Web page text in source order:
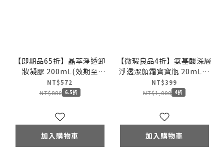
【即期品65折】晶萃淨透卸
妝凝膠 200mL(效期至
2027.06.05)
NT$572
NT$880 6.5折
加入購物車
【微瑕良品4折】氨基酸深層
淨透潔顏霜寶寶瓶 20mL*5
入
NT$399
NT$1,000 4折
加入購物車